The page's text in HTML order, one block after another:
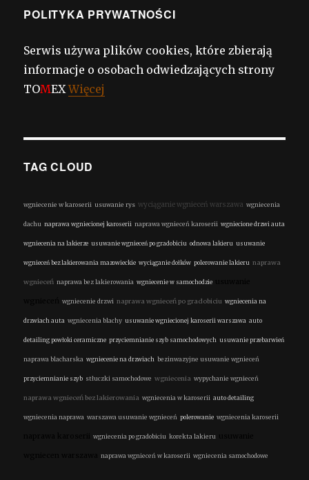
POLITYKA PRYWATNOŚCI
Serwis używa plików cookies, które zbierają
informacje o osobach odwiedzających strony
TOMEXWięcej
TAG CLOUD
wgniecenie w karoserii usuwanie rys wyciąganie wgnieceń warszawa wgniecenia
dachu naprawa wgniecionej karoserii naprawa wgnieceń karoserii wgniecione drzwi auta
wgniecenia na lakierze usuwanie wgnieceń po gradobiciu odnowa lakieru usuwanie
wgnieceń bez lakierowania mazowieckie wyciąganie dołków polerowanie lakieru naprawa
wgnieceń naprawa bez lakierowania wgniecenie w samochodzie
wgniecenie drzwi naprawa wgnieceń po gradobiciu wgniecenia na
drzwiach auta wgniecenia blachy usuwanie wgniecionej karoserii warszawa auto
detailing powłoki ceramiczne przyciemnianie szyb samochodowych usuwanie przebarwień
naprawa blacharska wgniecenie na drzwiach bezinwazyjne usuwanie wgnieceń
przyciemnianie szyb stłuczki samochodowe wgniecenia wypychanie wgnieceń
naprawa wgnieceń bez lakierowania wgniecenia w karoserii auto detailing
wgniecenia naprawa warszawa usuwanie wgnieceń polerowanie wgniecenia karoserii
wgniecenia po gradobiciu korekta lakieru
naprawa wgnieceń w karoserii wgniecenia samochodowe